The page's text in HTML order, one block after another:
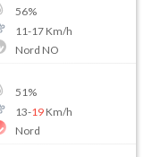
56%
11-17Km/h
Nord NO
51%
13-19Km/h
Nord